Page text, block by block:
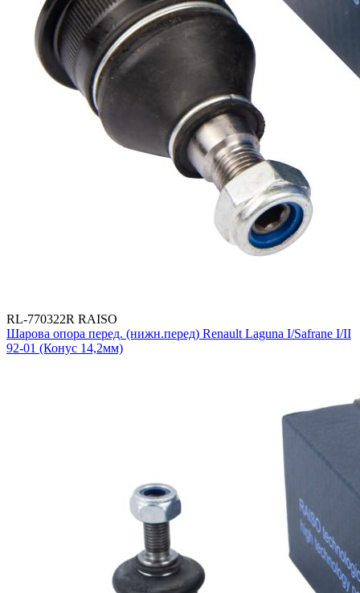
RL-770322R RAISO
Шарова опора перед. (нижн.перед) Renault Laguna I/Safrane I/II
92-01 (Конус 14,2мм)